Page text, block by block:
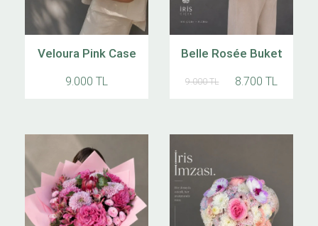
Veloura Pink Case
9.000 TL
Belle Rosée Buket
9.000 TL 8.700 TL